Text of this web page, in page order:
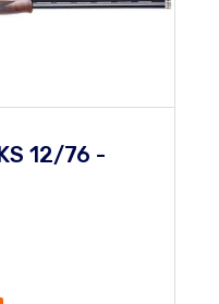
12/76 -